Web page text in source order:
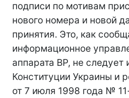
подписи по мотивам
нового номера и новой
принятия. Это, как
информационное
аппарата ВР, не следует
Конституции Украины и
от 7 июля 1998 года №